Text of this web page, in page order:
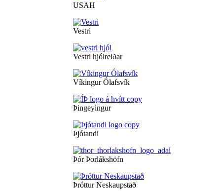
USAH
Vestri
Vestri hjólreiðar
Víkingur Ólafsvík
Þingeyingur
Þjótandi
Þór Þorlákshöfn
Þróttur Neskaupstað